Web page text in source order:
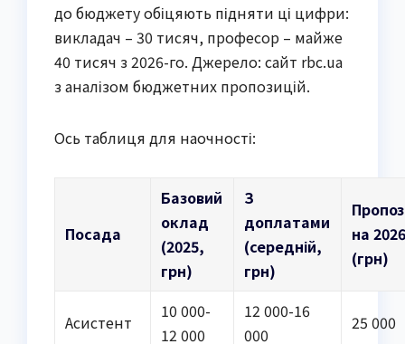
до бюджету обіцяють підняти ці цифри:
викладач – 30 тисяч, професор – майже
40 тисяч з 2026-го. Джерело: сайт rbc.ua
з аналізом бюджетних пропозицій.
Ось таблиця для наочності:
Посада
Базовий
оклад
(2025,
грн)
З
доплатами
(середній,
грн)
на
(грн)
Асистент
10 000-
12 000
12 000-16
000
25 000